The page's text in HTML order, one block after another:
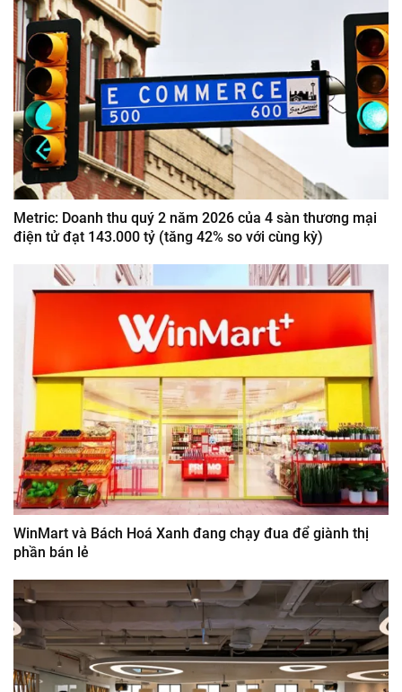
Metric: Doanh thu quý 2 năm 2026 của 4 sàn thương mại
điện tử đạt 143.000 tỷ (tăng 42% so với cùng kỳ)
WinMart và Bách Hoá Xanh đang chạy đua để giành thị
phần bán lẻ